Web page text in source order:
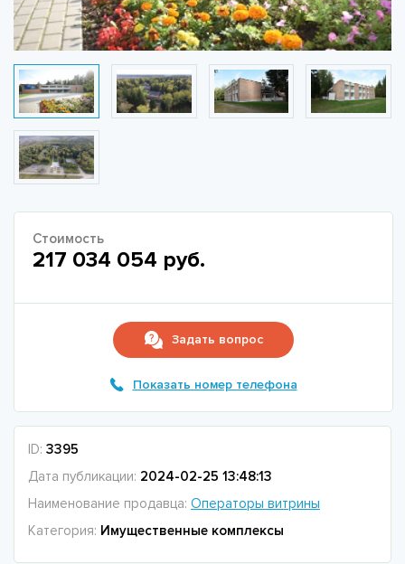
Стоимость
217 034 054 руб.
Задать вопрос
Показать номер телефона
ID: 3395
Дата публикации: 2024-02-25 13:48:13
Наименование продавца: Операторы витрины
Категория: Имущественные комплексы